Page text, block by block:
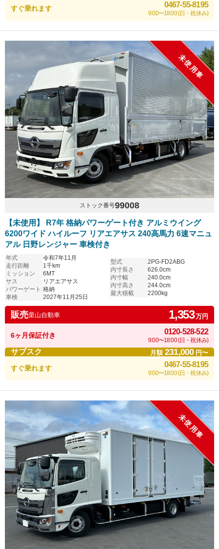
すぐ乗れます 0467-55-8195
9:00〜18:00 (日・祝休み)
未使用車
ストック番号99008
【未使用】 R7年 格納パワーゲート付き アルミウイング
6200ワイド ハイルーフ リアエアサス 240高馬力 6速マニュ
アル 日野レンジャー 車検付き
年式
令和7年11月
走行距離
1千km
ミッション
6MT
サス
リアエアサス
パワーゲート 格納
車検
2027年11月25日
型式
2PG-FD2ABG
内寸長さ
626.0cm
内寸幅
240.0cm
内寸高さ
244.0cm
最大積載
2200kg
販売栗山自動車 1,353万円
6ヶ月保証付き 0120-528-522
9:00〜18:00 (日・祝休み)
サブスク 月額231,000円〜
すぐ乗れます 0467-55-8195
9:00〜18:00 (日・祝休み)
未使用車